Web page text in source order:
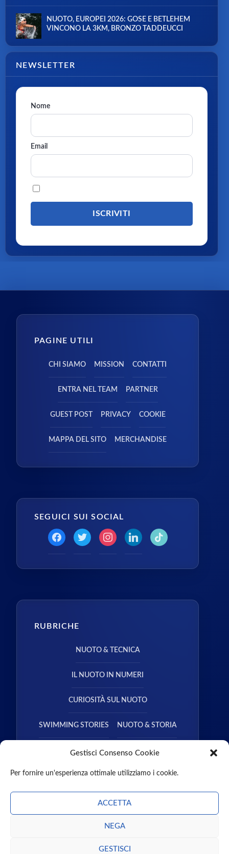
Gestisci Consenso Cookie
Per fornire un'esperienza ottimale utilizziamo i cookie.
ACCETTA
NEGA
GESTISCI
NUOTO, EUROPEI 2026: GOSE E BETLEHEM
VINCONO LA 3KM, BRONZO TADDEUCCI
NEWSLETTER
Nome
Email
PAGINE UTILI
CHI SIAMO MISSION CONTATTI
ENTRA NEL TEAM PARTNER
GUEST POST PRIVACY COOKIE
MAPPA DEL SITO MERCHANDISE
SEGUICI SUI SOCIAL
RUBRICHE
NUOTO & TECNICA
IL NUOTO IN NUMERI
CURIOSITÀ SUL NUOTO
SWIMMING STORIES NUOTO & STORIA
NUOTO & SALUTE
PODCAST LIBRI